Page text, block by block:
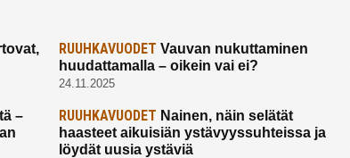
RUUHKAVUODET Vauvan nukuttaminen
huudattamalla – oikein vai ei?
24.11.2025
–
RUUHKAVUODET Nainen, näin selätät
haasteet aikuisiän ystävyyssuhteissa ja
löydät uusia ystäviä